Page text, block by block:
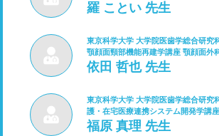
羅 ことい 先生
東京科学大学 大学院医歯学総合研究
顎顔面頸部機能再建学講座 顎顔面外
依田 哲也 先生
東京科学大学 大学院医歯学総合研究
護・在宅医療連携システム開発学講
福原 真理 先生